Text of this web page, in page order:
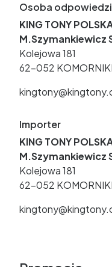
Osoba
KING TONY
M.Szymankiewicz
Kolejowa 181
62-052
Importer
KING TONY
M.Szymankiewicz
Kolejowa 181
62-052